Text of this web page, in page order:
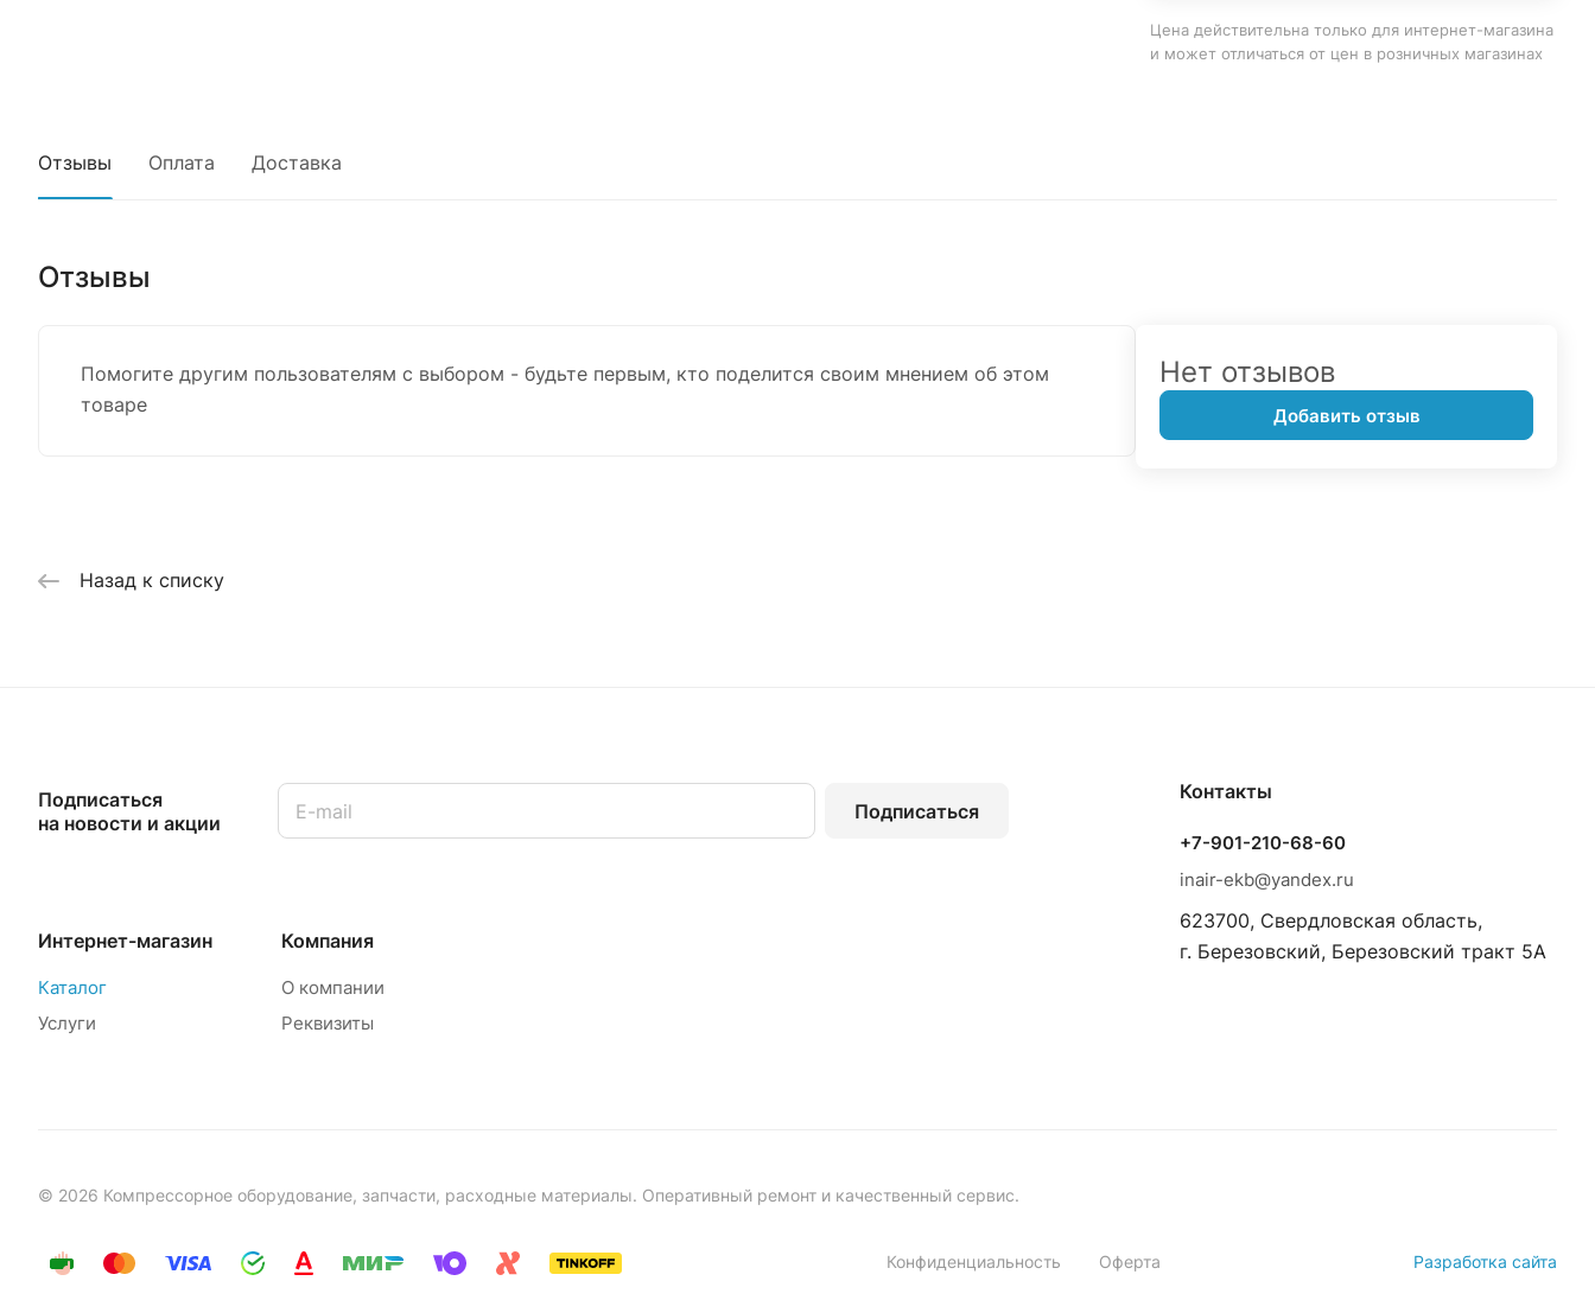
Цена действительна только для интернет-магазина
и может отличаться от цен в розничных магазинах
Отзывы Оплата Доставка
Отзывы
Помогите другим пользователям с выбором - будьте первым, кто поделится своим мнением об этом
товаре
Нет отзывов
Добавить отзыв
Назад к списку
Подписаться
на новости и акции
Подписаться
Интернет-магазин
Каталог
Услуги
Компания
О компании
Реквизиты
Контакты
+7-901-210-68-60
inair-ekb@yandex.ru
623700, Свердловская область,
г. Березовский, Березовский тракт 5А
© 2026 Компрессорное оборудование, запчасти, расходные материалы. Оперативный ремонт и качественный сервис.
Конфиденциальность Оферта Разработка сайта